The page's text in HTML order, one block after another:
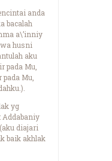
anda
bacalah
a\’inniy
husni
aku
pada Mu,
Mu,
yg
Addabaniy
diajari
baik akhlak